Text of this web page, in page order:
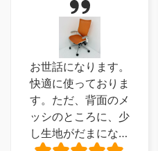
目立った傷・汚れも
なく、配達日もスム
ーズに調整いただき
ました。 大切に使わ
せていただきます